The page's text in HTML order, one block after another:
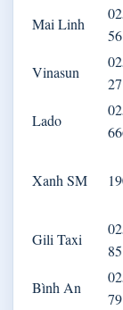
Mai Linh
Vinasun
Lado
Xanh SM
Gili Taxi
Bình An